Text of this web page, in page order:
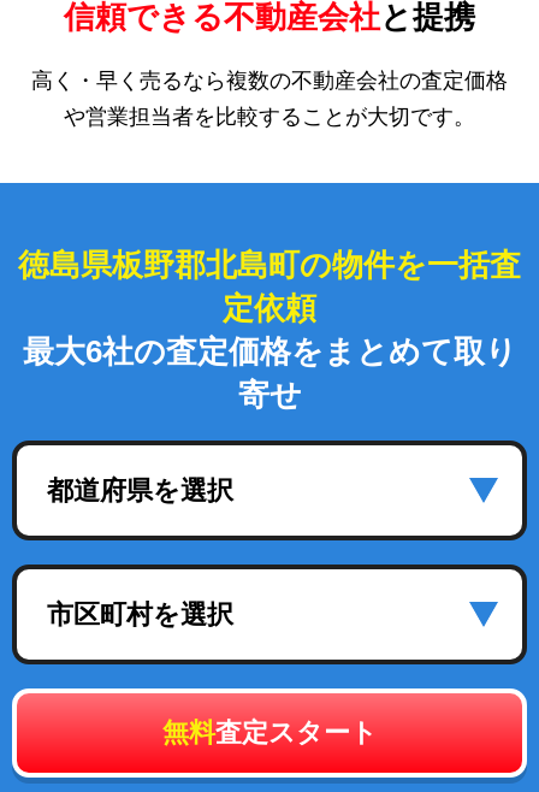
信頼できる不動産会社と提携
高く・早く売るなら複数の不動産会社の査定価格
や営業担当者を比較することが大切です。
徳島県板野郡北島町の物件を一括査
定依頼
最大6社の査定価格をまとめて取り
寄せ
都道府県を選択
市区町村を選択
無料査定スタート